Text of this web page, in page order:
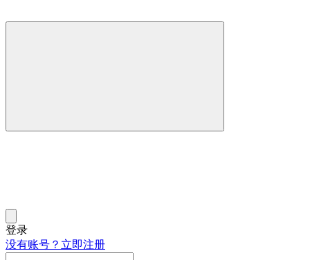
登录
没有账号？立即注册